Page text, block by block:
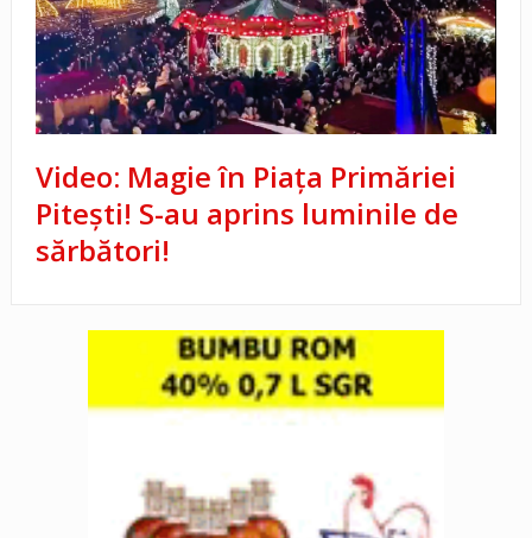
Video: Magie în Piața Primăriei
Pitești! S-au aprins luminile de
sărbători!